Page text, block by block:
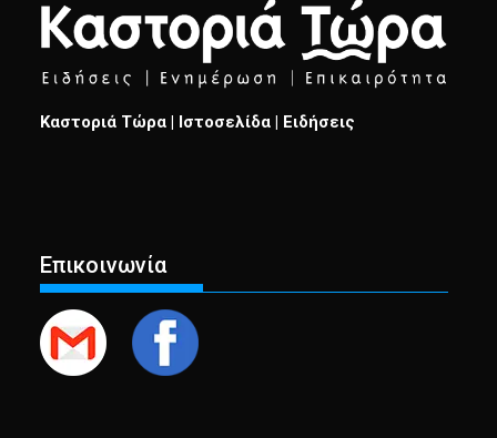
Καστοριά Τώρα | Ιστοσελίδα | Ειδήσεις
Επικοινωνία